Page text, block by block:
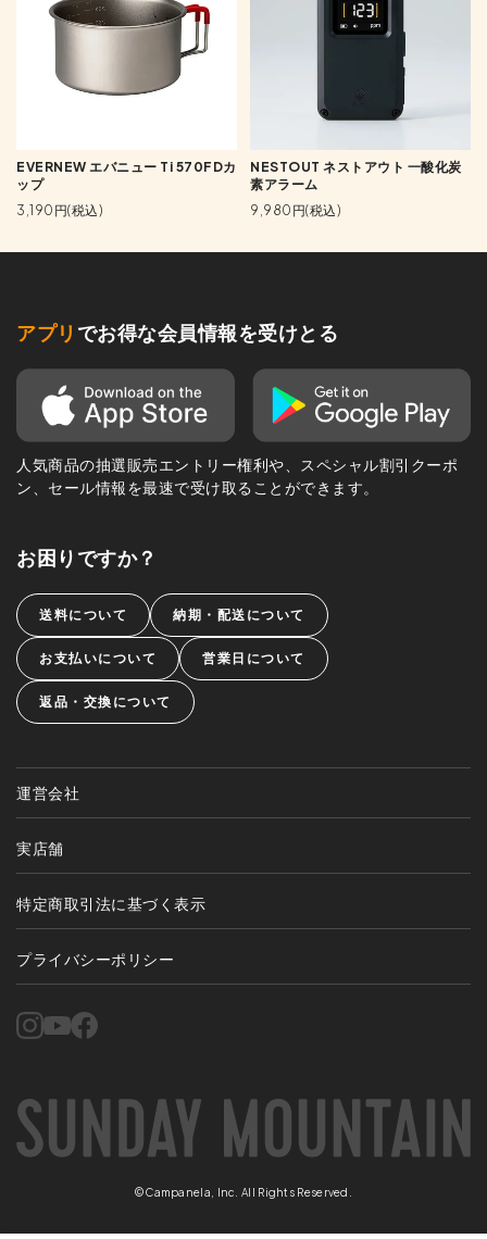
EVERNEW エバニュー Ti 570FDカ
ップ
3,190円(税込)
NESTOUT ネストアウト 一酸化炭
素アラーム
9,980円(税込)
アプリ でお得な会員情報を受けとる
人気商品の抽選販売エントリー権利や、スペシャル割引クーポ
ン、セール情報を最速で受け取ることができます。
お困りですか？
送料について 納期・配送について
お支払いについて 営業日について
返品・交換について
運営会社
実店舗
特定商取引法に基づく表示
プライバシーポリシー
©Campanela, Inc. All Rights Reserved.